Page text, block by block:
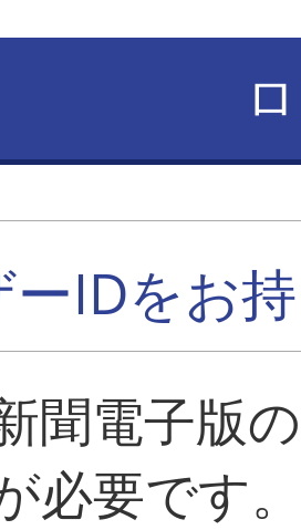
ーIDをお
聞電子版
必要です